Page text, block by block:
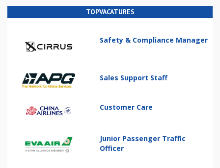
TOPVACATURES
Safety & Compliance Manager
Sales Support Staff
Customer Care
Junior Passenger Traffic
Officer